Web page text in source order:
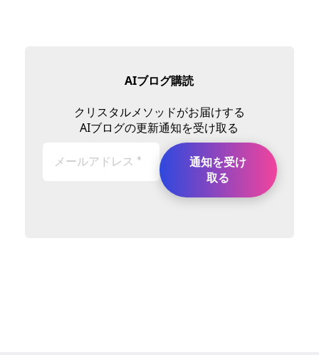
AIブログ購読
クリスタルメソッドがお届けする
AIブログの更新通知を受け取る